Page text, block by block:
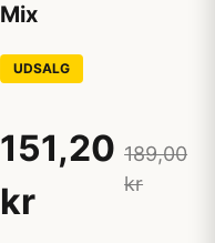
Mix
UDSALG
151,20
kr
189,00
kr